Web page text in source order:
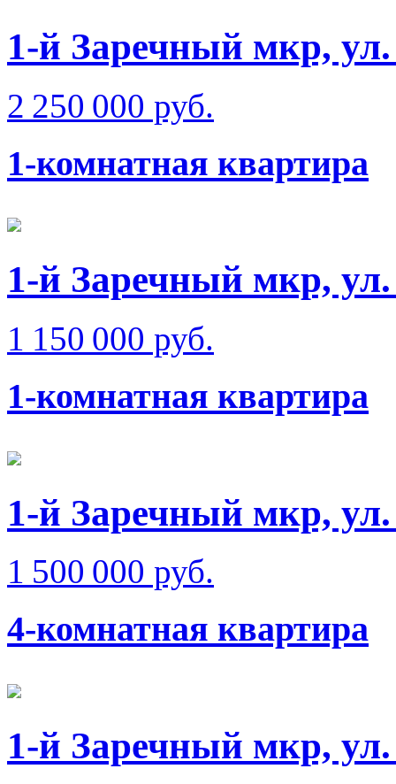
1-й Заречный мкр,
2 250 000 руб.
1-комнатная квартира
1-й Заречный мкр, ул.
1 150 000 руб.
1-комнатная квартира
1-й Заречный мкр, ул.
1 500 000 руб.
4-комнатная квартира
1-й Заречный мкр, ул.